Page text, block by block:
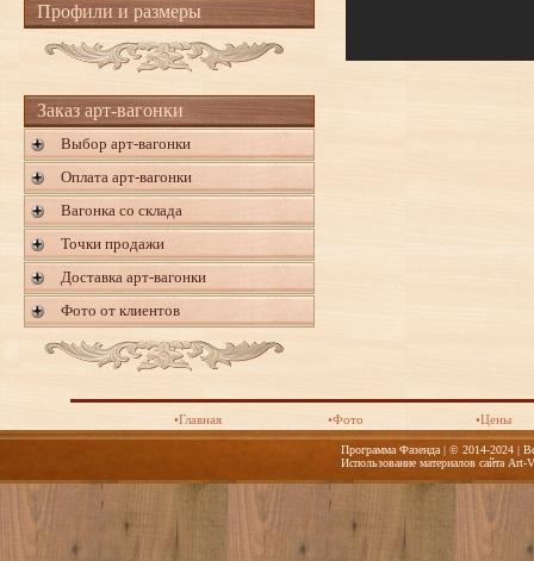
Профили и размеры
Заказ арт-вагонки
Выбор арт-вагонки
Оплата арт-вагонки
Вагонка со склада
Точки продажи
Доставка арт-вагонки
Фото от клиентов
•Главная •Фото •Цены
Программа Фазенда | © 2014-2024 |
Использование материалов сайта Art-